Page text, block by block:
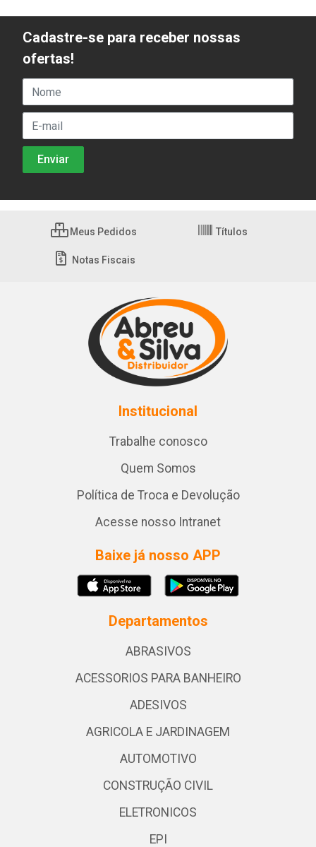
Cadastre-se para receber nossas
ofertas!
Meus Pedidos Títulos
Notas Fiscais
Institucional
Trabalhe conosco
Quem Somos
Política de Troca e Devolução
Acesse nosso Intranet
Baixe já nosso APP
Departamentos
ABRASIVOS
ACESSORIOS PARA BANHEIRO
ADESIVOS
AGRICOLA E JARDINAGEM
AUTOMOTIVO
CONSTRUÇÃO CIVIL
ELETRONICOS
EPI